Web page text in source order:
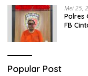
Mei 25,
Polres
FB
Popular Post